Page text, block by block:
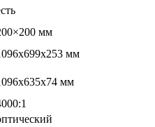
мм
мм
мм